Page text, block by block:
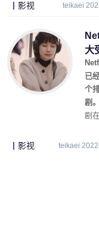
影视 teikaei
大
已
个
剧。
剧
影视 teikaei